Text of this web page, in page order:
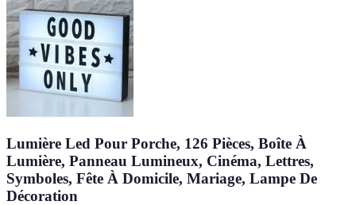
Lumière Led Pour Porche, 126 Pièces, Boîte À
Lumière, Panneau Lumineux, Cinéma, Lettres,
Symboles, Fête À Domicile, Mariage, Lampe De
Décoration